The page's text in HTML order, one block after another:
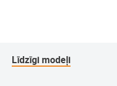
Līdzīgi modeļi